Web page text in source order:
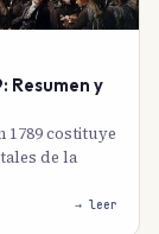
Resumen y
1789 costituye
de la
→ leer